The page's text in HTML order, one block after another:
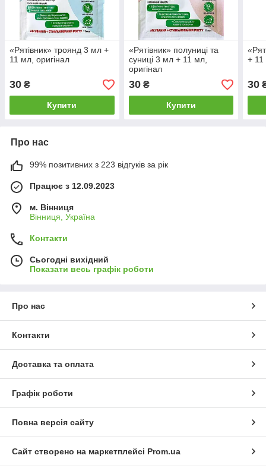
«Рятівник» троянд 3 мл +
11 мл, оригінал
30 ₴
Купити
«Рятівник» полуниці та
суниці 3 мл + 11 мл,
оригінал
30₴
Купити
+ 11
30
Про нас
99% позитивних з 223 відгуків за рік
Працює з 12.09.2023
м. Вінниця
Вінниця, Україна
Контакти
Сьогодні вихідний
Показати весь графік роботи
Про нас
Контакти
Доставка та оплата
Графік роботи
Повна версія сайту
Сайт створено на маркетплейсі Prom.ua